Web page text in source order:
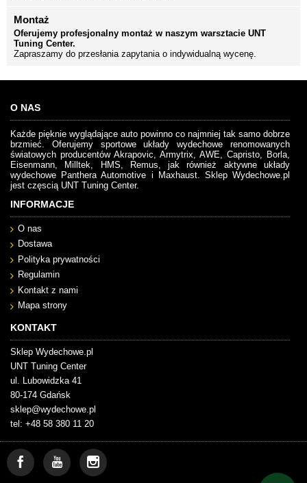
Montaż
Oferujemy profesjonalny montaż w naszym warsztacie UNT
Tuning Center.
Zapraszamy do przesłania zapytania o indywidualną wycenę.
O NAS
Każde pięknie wyglądające auto powinno co najmniej tak samo dobrze
brzmieć. Oferujemy sportowe układy wydechowe renomowanych
światowych producentów Akrapovic, Armytrix, AWE, Capristo, Borla,
Eisenmann, Milltek, HMS, Remus, jak również aktywne układy
wydechowe Panthera Automotive i Maxhaust. Sklep Wydechowe.pl
jest częscią UNT Tuning Center.
INFORMACJE
O nas
Dostawa
Polityka prywatności
Regulamin
Kontakt z nami
Mapa strony
KONTAKT
Sklep Wydechowe.pl
UNT Tuning Center
ul. Lubowidzka 41
80-174 Gdańsk
sklep@wydechowe.pl
tel: +48 58 380 11 20